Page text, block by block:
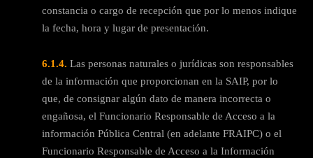
constancia o cargo de recepción que por lo menos indique
la fecha, hora y lugar de presentación.
6.1.4. Las personas naturales o jurídicas son responsables
de la información que proporcionan en la SAIP, por lo
que, de consignar algún dato de manera incorrecta o
engañosa, el Funcionario Responsable de Acceso a la
información Pública Central (en adelante FRAIPC) o el
Funcionario Responsable de Acceso a la Información